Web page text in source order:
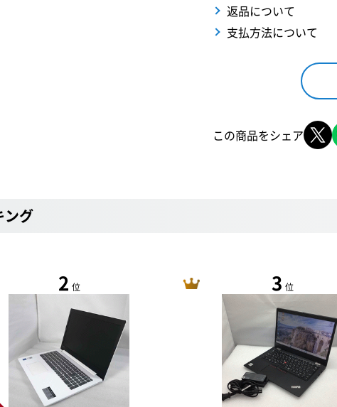
返品について
支払方法について
この商品をシェア
ング
2 位 3 位